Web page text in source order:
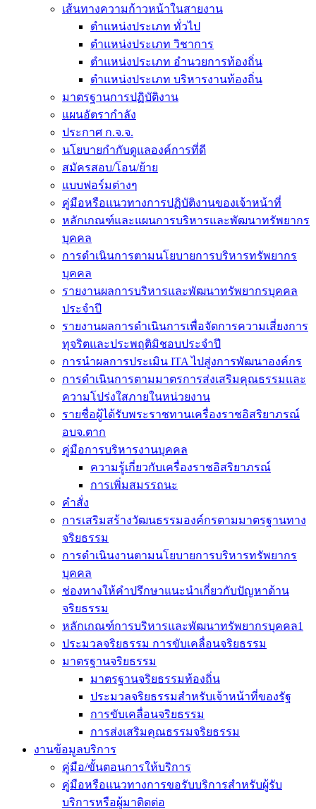
เส้นทางความก้าวหน้าในสายงาน
ตำแหน่งประเภท ทั่วไป
ตำแหน่งประเภท วิชาการ
ตำแหน่งประเภท อำนวยการท้องถิ่น
ตำแหน่งประเภท บริหารงานท้องถิ่น
มาตรฐานการปฏิบัติงาน
แผนอัตรากำลัง
ประกาศ ก.จ.จ.
นโยบายกำกับดูแลองค์การที่ดี
สมัครสอบ/โอน/ย้าย
แบบฟอร์มต่างๆ
คู่มือหรือแนวทางการปฏิบัติงานของเจ้าหน้าที่
หลักเกณฑ์และแผนการบริหารและพัฒนาทรัพยากร
บุคคล
การดำเนินการตามนโยบายการบริหารทรัพยากร
บุคคล
รายงานผลการบริหารและพัฒนาทรัพยากรบุคคล
ประจำปี
รายงานผลการดำเนินการเพื่อจัดการความเสี่ยงการ
ทุจริตและประพฤติมิชอบประจำปี
การนำผลการประเมิน ITA ไปสู่งการพัฒนาองค์กร
การดำเนินการตามมาตรการส่งเสริมคุณธรรมและ
ความโปร่งใสภายในหน่วยงาน
รายชื่อผู้ได้รับพระราชทานเครื่องราชอิสริยาภรณ์
อบจ.ตาก
คู่มือการบริหารงานบุคคล
ความรู้เกี่ยวกับเครื่องราชอิสริยาภรณ์
การเพิ่มสมรรถนะ
คำสั่ง
การเสริมสร้างวัฒนธรรมองค์กรตามมาตรฐานทาง
จริยธรรม
การดำเนินงานตามนโยบายการบริหารทรัพยากร
บุคคล
ช่องทางให้คำปรึกษาแนะนำเกี่ยวกับปัญหาด้าน
จริยธรรม
หลักเกณฑ์การบริหารและพัฒนาทรัพยากรบุคคล1
ประมวลจริยธรรม การขับเคลื่อนจริยธรรม
มาตรฐานจริยธรรม
มาตรฐานจริยธรรมท้องถิ่น
ประมวลจริยธรรมสำหรับเจ้าหน้าที่ของรัฐ
การขับเคลื่อนจริยธรรม
การส่งเสริมคุณธรรมจริยธรรม
งานข้อมูลบริการ
คู่มือ/ขั้นตอนการให้บริการ
คู่มือหรือแนวทางการขอรับบริการสำหรับผู้รับ
บริการหรือผู้มาติดต่อ